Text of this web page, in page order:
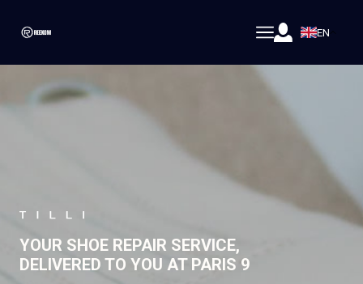
EN
YOUR SHOE REPAIR SERVICE,
DELIVERED TO YOU AT PARIS 9